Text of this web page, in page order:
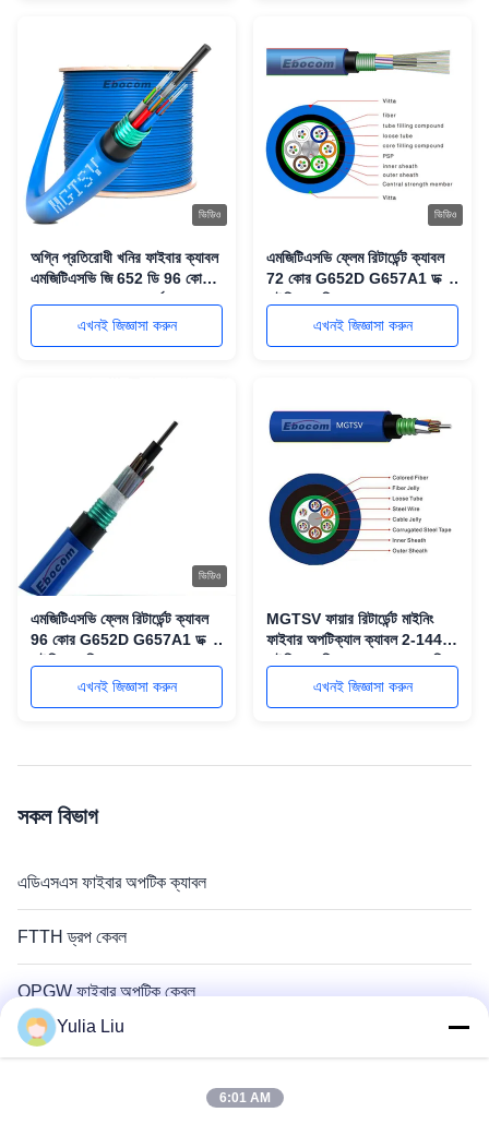
ভিডিও
অগ্নি প্রতিরোধী খনির ফাইবার ক্যাবল
এমজিটিএসভি জি 652 ডি 96 কোর
যোগাযোগের জন্য ডাবল বর্মযুক্ত
এখনই জিজ্ঞাসা করুন
ভিডিও
এমজিটিএসভি ফ্লেম রিটার্ডেন্ট ক্যাবল
72 কোর G652D G657A1 ডক্ট
মাইনিং অ্যাপ্লিকেশনের জন্য
এখনই জিজ্ঞাসা করুন
ভিডিও
এমজিটিএসভি ফ্লেম রিটার্ডেন্ট ক্যাবল
96 কোর G652D G657A1 ডক্ট
মাইনিং অ্যাপ্লিকেশনের জন্য
এখনই জিজ্ঞাসা করুন
MGTSV ফায়ার রিটার্ডেন্ট মাইনিং
ফাইবার অপটিক্যাল ক্যাবল 2-144
মাইনিং অ্যাপ্লিকেশন জন্য কোর শক্তি
সদস্য ইস্পাত তারের টেপ
এখনই জিজ্ঞাসা করুন
সকল বিভাগ
এডিএসএস ফাইবার অপটিক ক্যাবল
FTTH ড্রপ কেবল
OPGW ফাইবার অপটিক কেবল
বহিরঙ্গন ফাইবার অপটিক ক্যাবল
Yulia Liu
6:01 AM